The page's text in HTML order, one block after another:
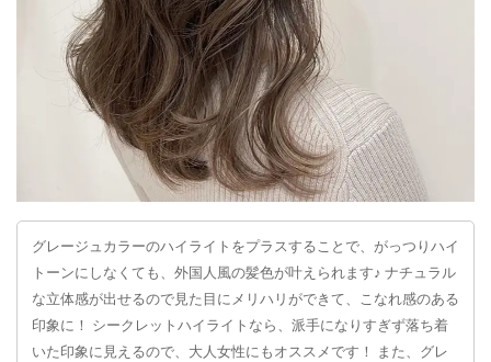
グレージュカラーのハイライトをプラスすることで、がっつりハイ
トーンにしなくても、外国人風の髪色が叶えられます♪ ナチュラル
な立体感が出せるので見た目にメリハリができて、こなれ感のある
印象に！ シークレットハイライトなら、派手になりすぎず落ち着
いた印象に見えるので、大人女性にもオススメです！ また、グレ